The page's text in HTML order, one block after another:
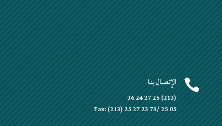
 الإتصال بنا
(213) 25 27 24 36
Fax: (213) 25 27 23 73/ 25 05